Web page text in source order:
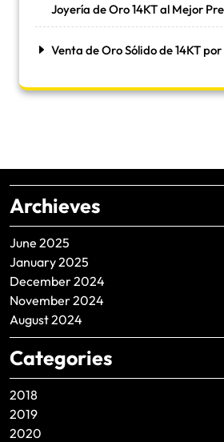
Joyería de Oro 14KT al Mejor
Venta de Oro Sólido de 14KT
Archieves
June 2025
January 2025
December 2024
November 2024
August 2024
Categories
2018
2019
2020